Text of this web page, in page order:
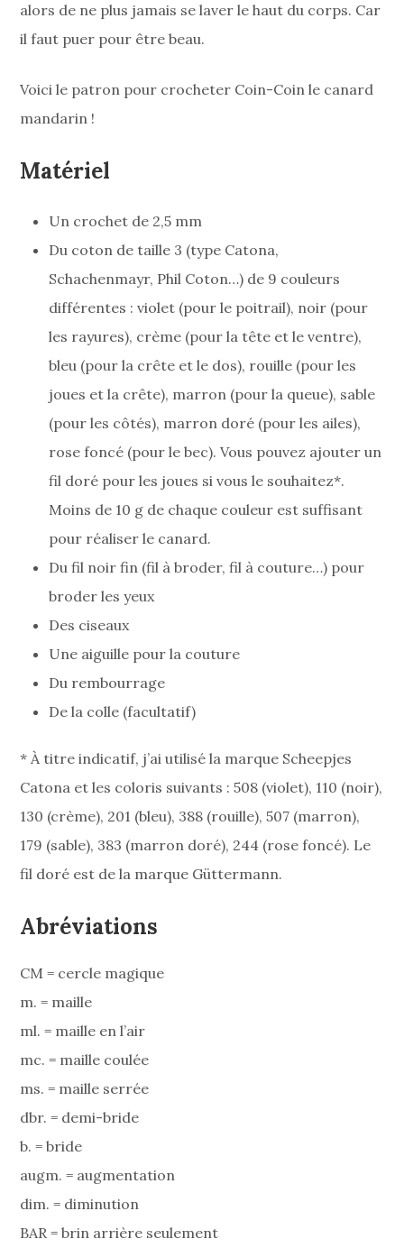
alors de ne plus jamais se laver le haut du corps. Car
il faut puer pour être beau.
Voici le patron pour crocheter Coin-Coin le canard
mandarin !
Matériel
Un crochet de 2,5 mm
Du coton de taille 3 (type Catona,
Schachenmayr, Phil Coton…) de 9 couleurs
différentes : violet (pour le poitrail), noir (pour
les rayures), crème (pour la tête et le ventre),
bleu (pour la crête et le dos), rouille (pour les
joues et la crête), marron (pour la queue), sable
(pour les côtés), marron doré (pour les ailes),
rose foncé (pour le bec). Vous pouvez ajouter un
fil doré pour les joues si vous le souhaitez*.
Moins de 10 g de chaque couleur est suffisant
pour réaliser le canard.
Du fil noir fin (fil à broder, fil à couture…) pour
broder les yeux
Des ciseaux
Une aiguille pour la couture
Du rembourrage
De la colle (facultatif)
* À titre indicatif, j’ai utilisé la marque Scheepjes
Catona et les coloris suivants : 508 (violet), 110 (noir),
130 (crème), 201 (bleu), 388 (rouille), 507 (marron),
179 (sable), 383 (marron doré), 244 (rose foncé). Le
fil doré est de la marque Güttermann.
Abréviations
CM = cercle magique
m. = maille
ml. = maille en l’air
mc. = maille coulée
ms. = maille serrée
dbr. = demi-bride
b. = bride
augm. = augmentation
dim. = diminution
BAR = brin arrière seulement